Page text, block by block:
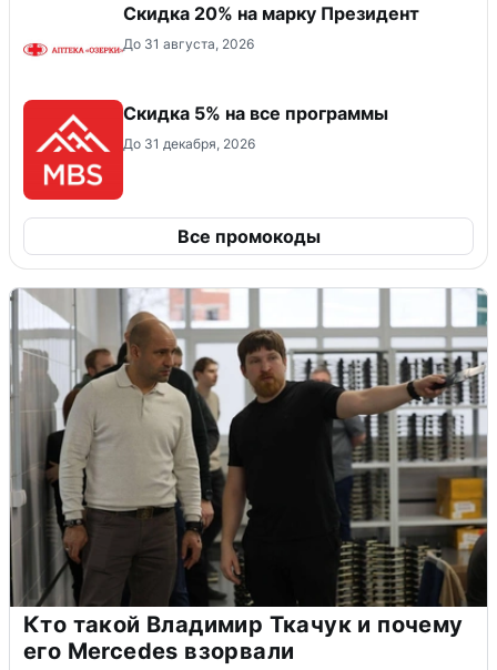
Скидка 20% на марку Президент
До 31 августа, 2026
Скидка 5% на все программы
До 31 декабря, 2026
Все промокоды
Кто такой Владимир Ткачук и почему
его Mercedes взорвали